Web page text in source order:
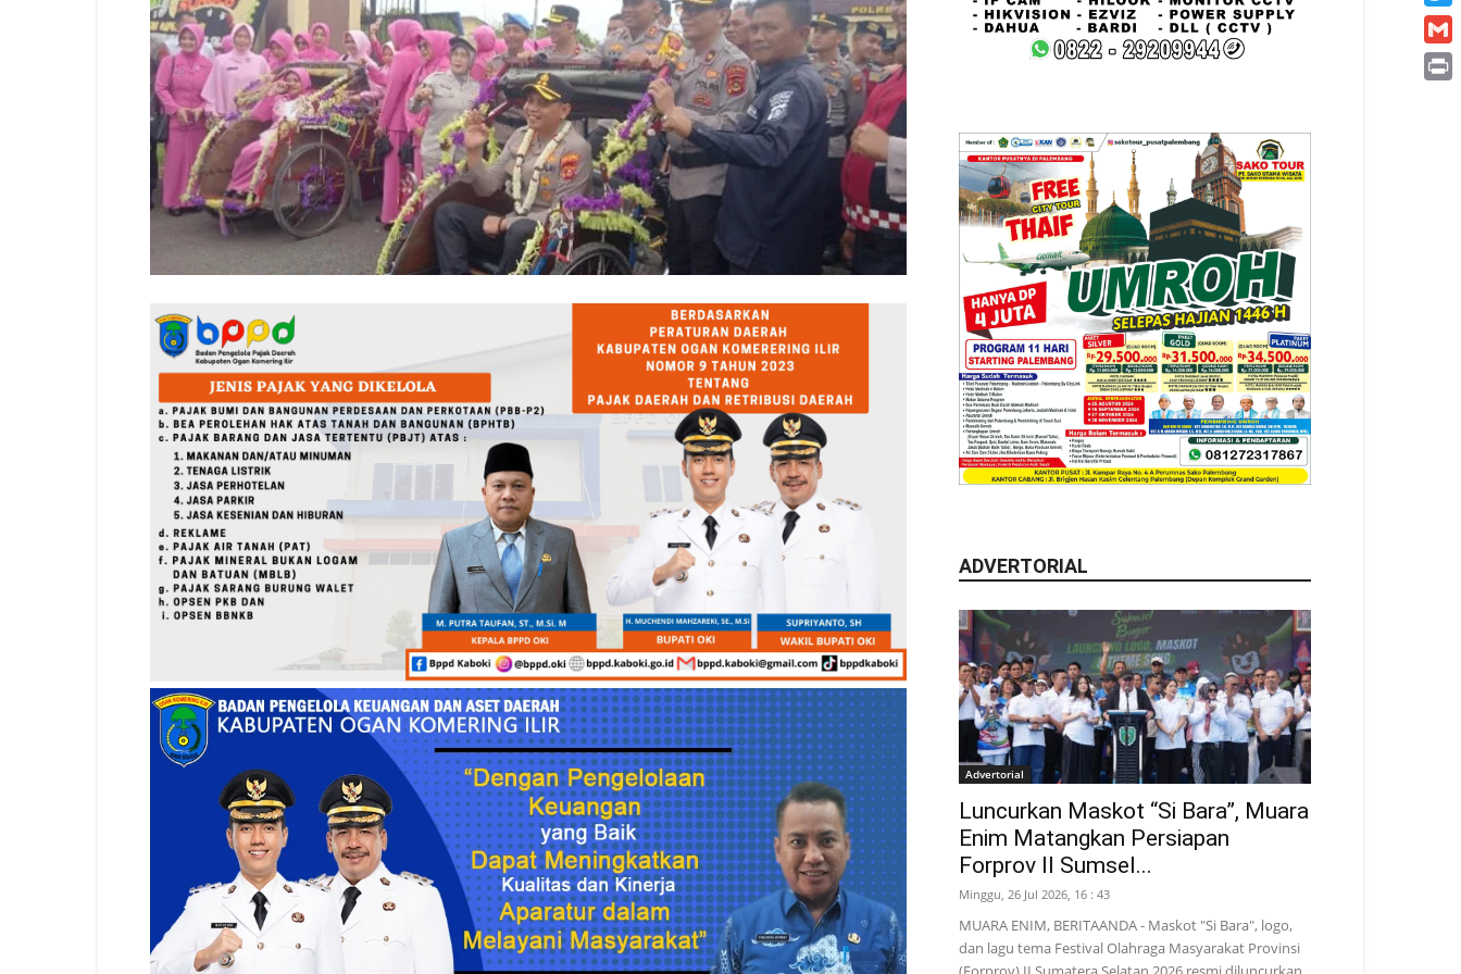
ADVERTORIAL
Advertorial
Luncurkan Maskot “Si Bara”, Muara
Enim Matangkan Persiapan
Forprov II Sumsel...
Minggu, 26 Jul 2026, 16 : 43
MUARA ENIM, BERITAANDA - Maskot "Si Bara", logo,
dan lagu tema Festival Olahraga Masyarakat Provinsi